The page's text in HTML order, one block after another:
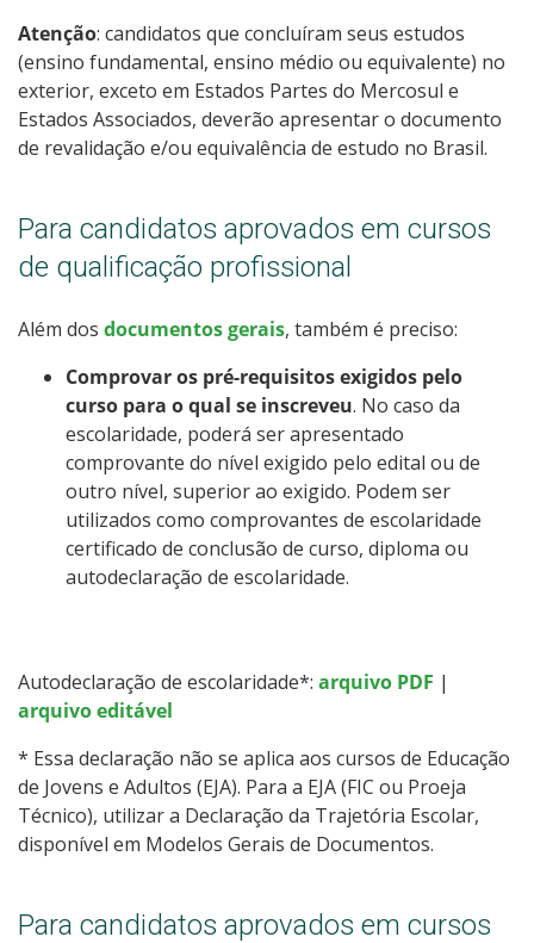
Atenção: candidatos que concluíram seus estudos
(ensino fundamental, ensino médio ou equivalente) no
exterior, exceto em Estados Partes do Mercosul e
Estados Associados, deverão apresentar o documento
de revalidação e/ou equivalência de estudo no Brasil.
Para candidatos aprovados em cursos
de qualificação profissional
Além dos documentos gerais, também é preciso:
Comprovar os pré-requisitos exigidos pelo
curso para o qual se inscreveu. No caso da
escolaridade, poderá ser apresentado
comprovante do nível exigido pelo edital ou de
outro nível, superior ao exigido. Podem ser
utilizados como comprovantes de escolaridade
certificado de conclusão de curso, diploma ou
autodeclaração de escolaridade.
Autodeclaração de escolaridade*: arquivo PDF |
arquivo editável
* Essa declaração não se aplica aos cursos de Educação
de Jovens e Adultos (EJA). Para a EJA (FIC ou Proeja
Técnico), utilizar a Declaração da Trajetória Escolar,
disponível em Modelos Gerais de Documentos.
Para candidatos aprovados em cursos